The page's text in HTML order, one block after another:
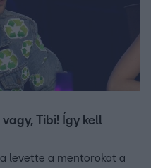
Tibi! Így kell
levette a mentorokat a